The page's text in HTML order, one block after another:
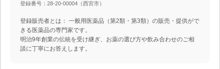
登録番号：28-20-00004（西宮市）
登録販売者とは： 一般用医薬品（第2類・第3類）の販売・提供がで
きる医薬品の専門家です。
明治9年創業の伝統を受け継ぎ、お薬の選び方や飲み合わせのご相
談に丁寧にお答えします。